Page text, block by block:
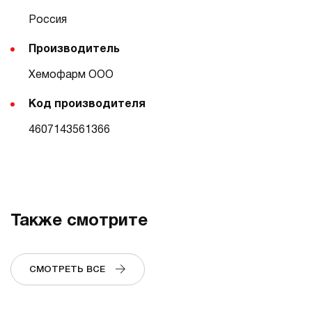
Россия
Производитель
Хемофарм ООО
Код производителя
4607143561366
Также смотрите
СМОТРЕТЬ ВСЕ